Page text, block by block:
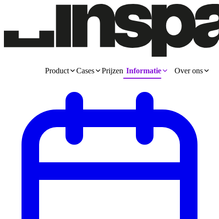
Product Cases Prijzen Informatie Over ons